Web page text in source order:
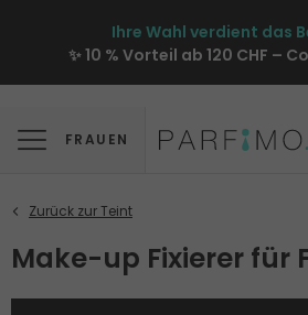
Ihre Wahl verdient das
✨ 10 % Vorteil ab 120 CHF –
FRAUEN
Make-up Fixierer für